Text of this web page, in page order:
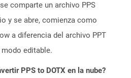
comparte un archivo PPS
y se abre, comienza como
a diferencia del archivo PPT
editable.
PPS to DOTX en la nube?